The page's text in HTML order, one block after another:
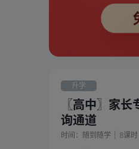
升学
〖高中〗家
询通道
时间： 随到随学 8课时